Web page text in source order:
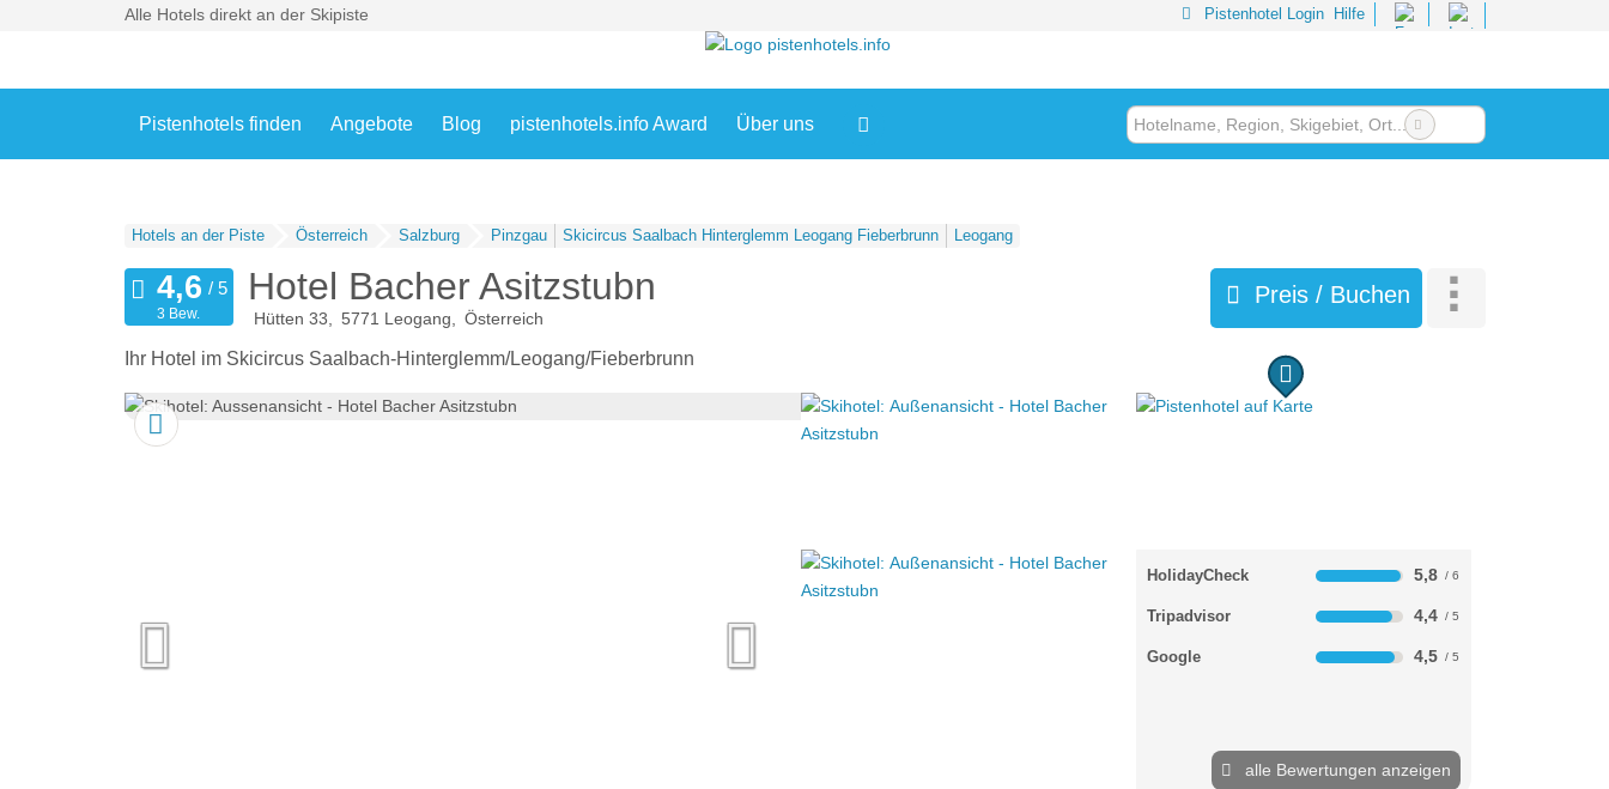
Alle Hotels direkt an der Skipiste Pistenhotel Login Hilfe
Pistenhotels finden Angebote Blog pistenhotels.info Award Über uns
Hotels an der Piste Österreich Salzburg Pinzgau Skicircus Saalbach Hinterglemm Leogang Fieberbrunn Leogang
Hotel Bacher Asitzstubn
Hütten 33 5771 Leogang Österreich
Preis / Buchen
Ihr Hotel im Skicircus Saalbach-Hinterglemm/Leogang/Fieberbrunn
3 Bew.
HolidayCheck 5,8
Tripadvisor 4,4
Google 4,5
alle Bewertungen anzeigen